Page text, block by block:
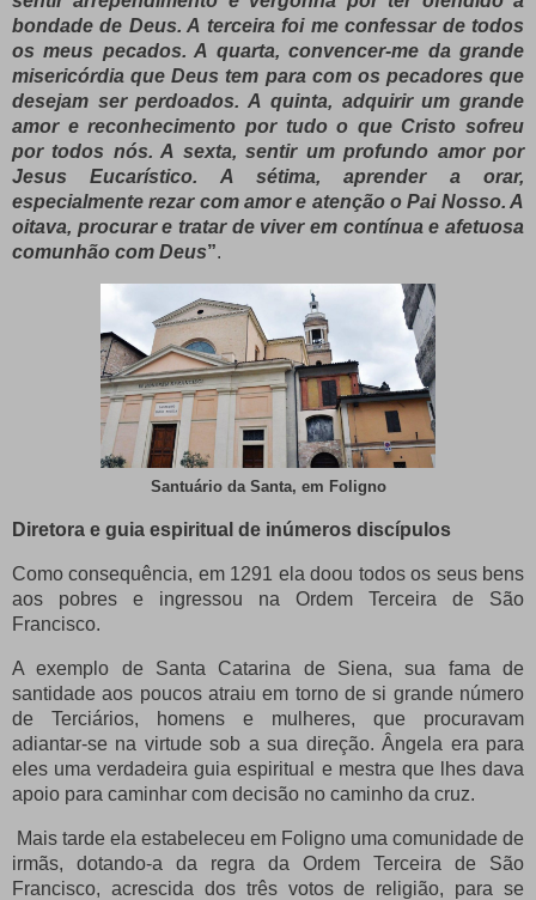
bondade de Deus. A terceira foi me confessar de todos
os meus pecados. A quarta, convencer-me da grande
misericórdia que Deus tem para com os pecadores que
desejam ser perdoados. A quinta, adquirir um grande
amor e reconhecimento por tudo o que Cristo sofreu
por todos nós. A sexta, sentir um profundo amor por
Jesus Eucarístico. A sétima, aprender a orar,
especialmente rezar com amor e atenção o Pai Nosso. A
oitava, procurar e tratar de viver em contínua e afetuosa
comunhão com Deus”.
Santuário da Santa, em Foligno
Diretora e guia espiritual de inúmeros discípulos
Como consequência, em 1291 ela doou todos os seus bens
aos pobres e ingressou na Ordem Terceira de São
Francisco.
A exemplo de Santa Catarina de Siena, sua fama de
santidade aos poucos atraiu em torno de si grande número
de Terciários, homens e mulheres, que procuravam
adiantar-se na virtude sob a sua direção. Ângela era para
eles uma verdadeira guia espiritual e mestra que lhes dava
apoio para caminhar com decisão no caminho da cruz.
Mais tarde ela estabeleceu em Foligno uma comunidade de
irmãs, dotando-a da regra da Ordem Terceira de São
Francisco, acrescida dos três votos de religião, para se